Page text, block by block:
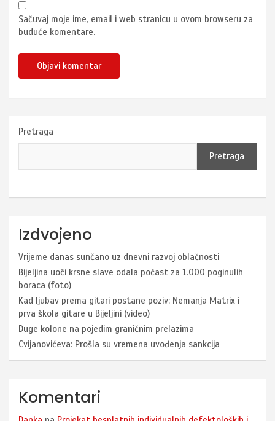
Sačuvaj moje ime, email i web stranicu u ovom browseru za
buduće komentare.
Pretraga
Pretraga
Izdvojeno
Vrijeme danas sunčano uz dnevni razvoj oblačnosti
Bijeljina uoči krsne slave odala počast za 1.000 poginulih
boraca (foto)
Kad ljubav prema gitari postane poziv: Nemanja Matrix i
prva škola gitare u Bijeljini (video)
Duge kolone na pojedim graničnim prelazima
Cvijanovićeva: Prošla su vremena uvođenja sankcija
Komentari